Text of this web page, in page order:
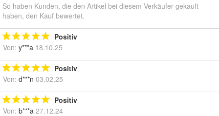
So haben Kunden, die den Artikel bei diesem Verkäufer gekauft
haben, den Kauf bewertet.
Positiv
Von: y***a 18.10.25
Positiv
Von: d***n 03.02.25
Positiv
Von: b***a 27.12.24